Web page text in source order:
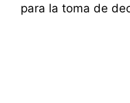
para la toma de